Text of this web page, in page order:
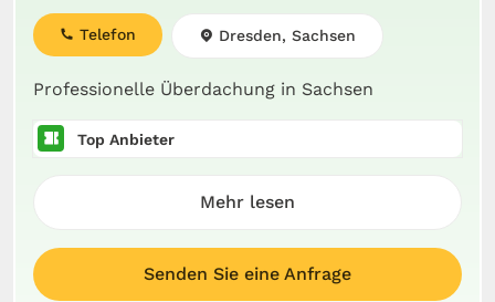
Professionelle Überdachung in Sachsen
Telefon Dresden, Sachsen
Top Anbieter
Mehr lesen
Senden Sie eine Anfrage